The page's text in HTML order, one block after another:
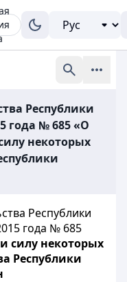
Республики
года № 685 «О
некоторых
Республики
года № 685
силу некоторых
Республики